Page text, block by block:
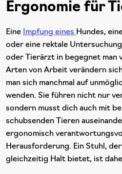
Ergonomie für
Eine Impfung eines Hundes,
oder eine rektale
oder Tierärzt in begegnet man
Arten von Arbeit verändern
man sich manchmal auf
wenden. Sie führen nicht nur
sondern musst dich auch mit
schubsenden Tieren
ergonomisch
Herausforderung. Ein Stuhl,
gleichzeitig Halt bietet, ist